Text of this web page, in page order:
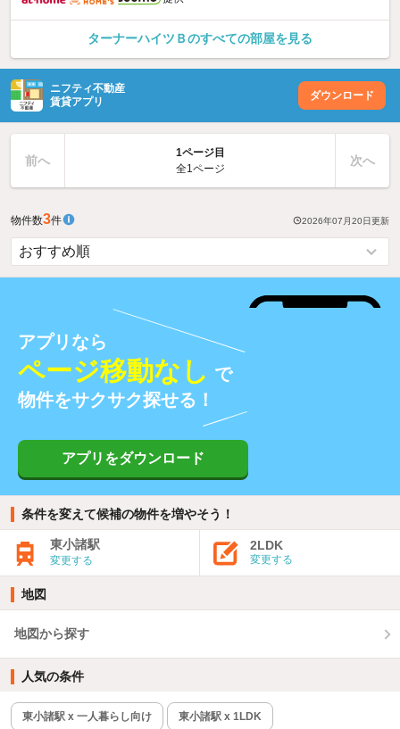
ターナーハイツＢのすべての部屋を見る
ニフティ不動産
賃貸アプリ
ダウンロード
前へ
1ページ目
全1ページ
次へ
物件数3件 2026年07月20日更新
アプリなら
ページ移動なし で
物件をサクサク探せる！
アプリをダウンロード
条件を変えて候補の物件を増やそう！
東小諸駅
変更する
2LDK
変更する
地図
地図から探す
人気の条件
東小諸駅 x 一人暮らし向け 東小諸駅 x 1LDK